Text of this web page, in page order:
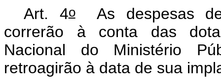
Art. 4oAs despesas
correrão à conta das
Nacional do Ministério
retroagirão à data de sua